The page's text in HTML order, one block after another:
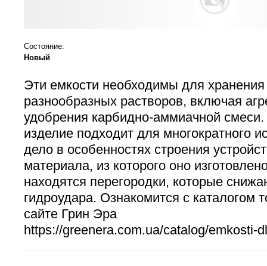
Состояние:
Новый
Эти емкости необходимы для хранения
разнообразных растворов, включая
удобрения карбидно-аммиачной
изделие подходит для многократного
дело в особенностях строения
материала, из которого оно
находятся перегородки, которые
гидроудара. Ознакомится с каталогом
сайте Грин Эра
https://greenera.com.ua/catalog/emkosti-